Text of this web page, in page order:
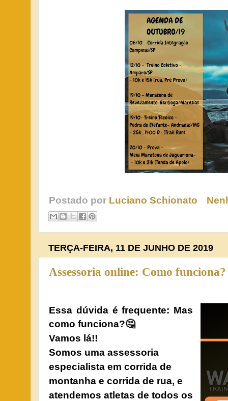
Postado por Luciano Schionato
TERÇA-FEIRA, 11 DE JUNHO DE 2019
Assessoria online: Como funciona?
Essa dúvida é frequente: Mas
como funciona?🤔
Vamos lá!!
Somos uma assessoria
especialista em corrida de
montanha e corrida de rua, e
atendemos atletas de todos os